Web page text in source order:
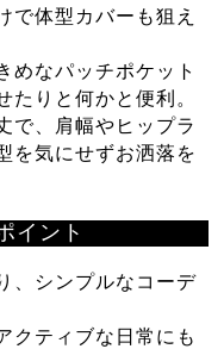
で体型カバーも狙え
めなパッチポケット
たりと何かと便利。
で、肩幅やヒップラ
を気にせずお洒落を
イント
、シンプルなコーデ
クティブな日常にも